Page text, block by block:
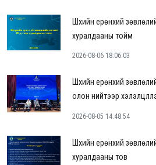
Шүүхийн ерөнхий
хуралдааны тойм
2026-08-06 18:06:03
Шүүхийн ерөнхий
олон нийтээр
2026-08-05 14:48:54
Шүүхийн ерөнхий
хуралдааны тов